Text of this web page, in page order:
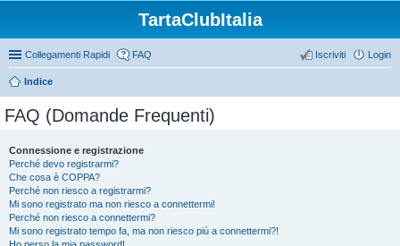
TartaClubItalia
Collegamenti Rapidi FAQ Login
Iscriviti
Indice
FAQ (Domande Frequenti)
Connessione e registrazione
Perché devo registrarmi?
Che cosa è COPPA?
Perché non riesco a registrarmi?
Mi sono registrato ma non riesco a connettermi!
Perché non riesco a connettermi?
Mi sono registrato tempo fa, ma non riesco più a connettermi?!